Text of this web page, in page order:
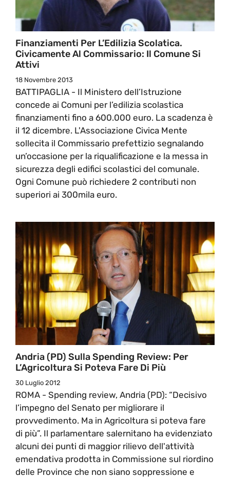
Finanziamenti Per L’Edilizia Scolatica.
Civicamente Al Commissario: Il Comune Si
Attivi
18 Novembre 2013
BATTIPAGLIA - Il Ministero dell’Istruzione
concede ai Comuni per l’edilizia scolastica
finanziamenti fino a 600.000 euro. La scadenza è
il 12 dicembre. L'Associazione Civica Mente
sollecita il Commissario prefettizio segnalando
un’occasione per la riqualificazione e la messa in
sicurezza degli edifici scolastici del comunale.
Ogni Comune può richiedere 2 contributi non
superiori ai 300mila euro.
Andria (PD) Sulla Spending Review: Per
L’Agricoltura Si Poteva Fare Di Più
30 Luglio 2012
ROMA - Spending review, Andria (PD): “Decisivo
l’impegno del Senato per migliorare il
provvedimento. Ma in Agricoltura si poteva fare
di più”. Il parlamentare salernitano ha evidenziato
alcuni dei punti di maggior rilievo dell'attività
emendativa prodotta in Commissione sul riordino
delle Province che non siano soppressione e